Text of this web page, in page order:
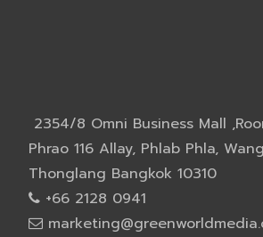
2354/8 Omni Business Mall
Phrao 116 Allay, Phlab Phla, Wang
Thonglang Bangkok 10310
+66 2128 0941